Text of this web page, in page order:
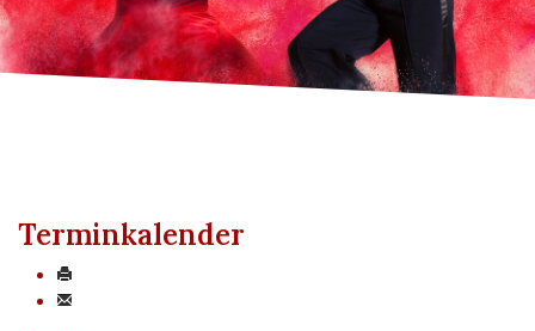
Terminkalender